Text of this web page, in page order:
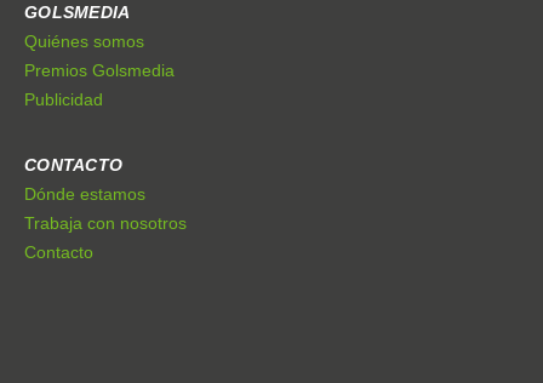
GOLSMEDIA
Quiénes somos
Premios Golsmedia
Publicidad
CONTACTO
Dónde estamos
Trabaja con nosotros
Contacto